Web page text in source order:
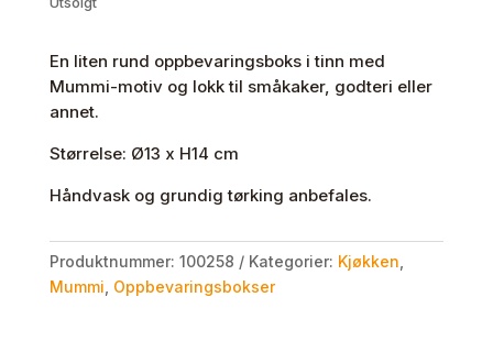
En liten rund oppbevaringsboks i tinn med
Mummi-motiv og lokk til småkaker, godteri eller
annet.
Størrelse: Ø13 x H14 cm
Håndvask og grundig tørking anbefales.
Produktnummer: 100258 Kategorier: Kjøkken
Mummi Oppbevaringsbokser